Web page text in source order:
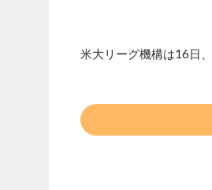
米大リーグ機構は16日